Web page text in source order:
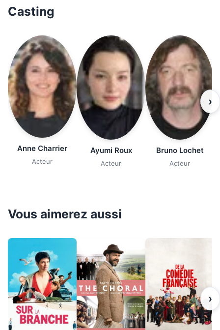
Casting
Anne Charrier
Acteur
Ayumi Roux
Acteur
Bruno Lochet
Acteur
›
Vous aimerez aussi
›